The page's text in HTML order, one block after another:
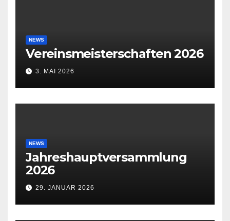
NEWS
Vereinsmeisterschaften 2026
3. MAI 2026
NEWS
Jahreshauptversammlung
2026
29. JANUAR 2026